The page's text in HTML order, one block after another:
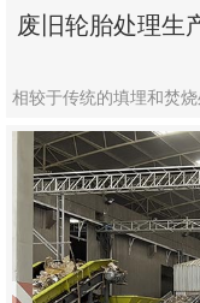
废旧轮胎处理生
相较于传统的填埋和焚